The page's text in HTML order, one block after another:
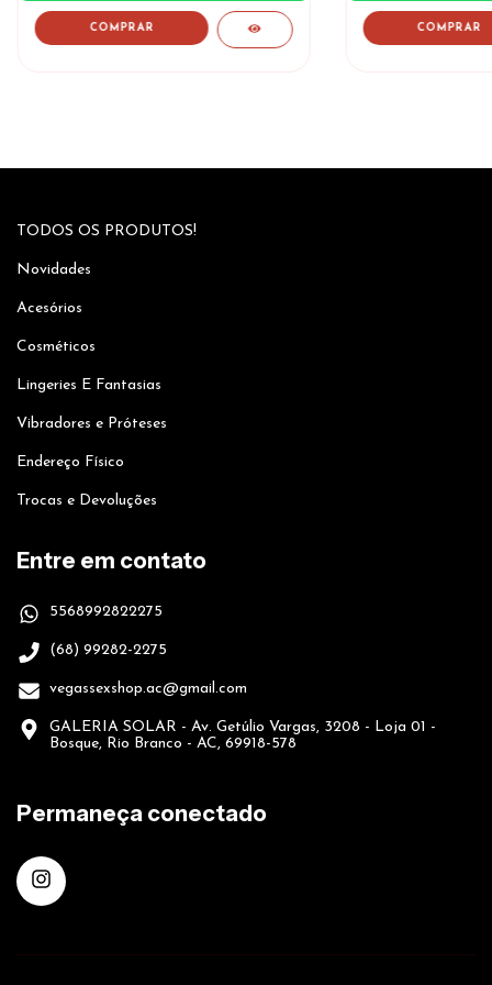
COMPRAR
TODOS OS PRODUTOS!
Novidades
Acesórios
Cosméticos
Lingeries E Fantasias
Vibradores e Próteses
Endereço Físico
Trocas e Devoluções
Entre em contato
5568992822275
(68) 99282-2275
vegassexshop.ac@gmail.com
GALERIA SOLAR - Av. Getúlio Vargas, 3208 - Loja 01 -
Bosque, Rio Branco - AC, 69918-578
Permaneça conectado